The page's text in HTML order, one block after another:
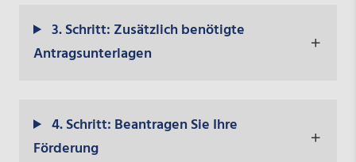
3. Schritt: Zusätzlich benötigte
Antragsunterlagen
4. Schritt: Beantragen Sie Ihre
Förderung